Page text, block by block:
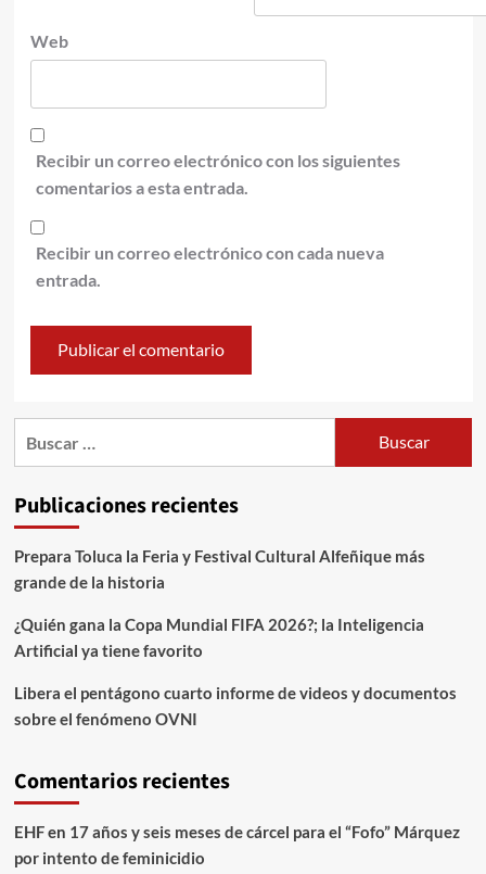
Web
Recibir un correo electrónico con los siguientes
comentarios a esta entrada.
Recibir un correo electrónico con cada nueva
entrada.
Publicaciones recientes
Prepara Toluca la Feria y Festival Cultural Alfeñique más
grande de la historia
¿Quién gana la Copa Mundial FIFA 2026?; la Inteligencia
Artificial ya tiene favorito
Libera el pentágono cuarto informe de videos y documentos
sobre el fenómeno OVNI
Comentarios recientes
EHFen 17 años y seis meses de cárcel para el “Fofo” Márquez
por intento de feminicidio